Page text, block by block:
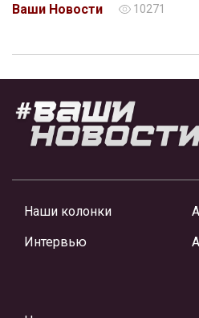
Ваши Новости
10271
Наши колонки
Интервью